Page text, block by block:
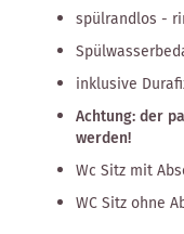
spülrandlos -
inklusive
Achtung: der
werden!
Wc Sitz mit
WC Sitz ohne